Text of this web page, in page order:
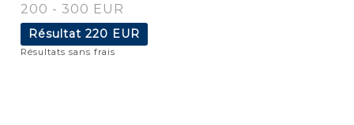
200 - 300 EUR
Résultat 220 EUR
Résultats sans frais